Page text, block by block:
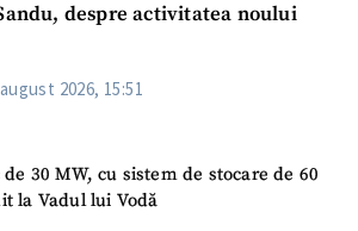
despre activitatea noului
2026, 15:51
30 MW, cu sistem de stocare de 60
la Vadul lui Vodă